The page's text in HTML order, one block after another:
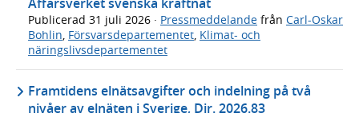
Publicerad 31 juli 2026 · Pressmeddelande från Carl-Oskar
Bohlin Försvarsdepartementet Klimat- och
näringslivsdepartementet
Framtidens elnätsavgifter och indelning på två
nivåer av elnäten i Sverige, Dir. 2026.83